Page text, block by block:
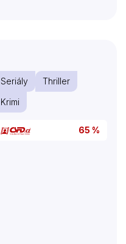
Seriály
Thriller
Krimi
65 %